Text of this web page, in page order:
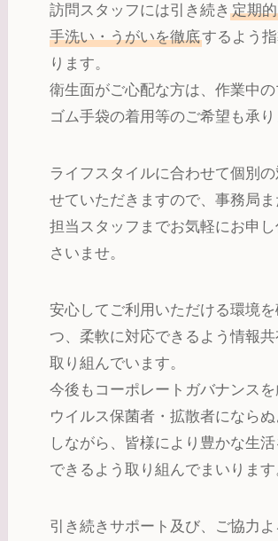
訪問スタッフには引き続き定期
手洗い・うがいを徹底するよう
ります。
衛生面がご心配な方は、作業中の
ゴム手袋の着用等のご希望も承り
ライフスタイルに合わせて個別の
せていただきますので、事務局
担当スタッフまでお気軽にお申
さいませ。
安心してご利用いただける環境
つ、柔軟に対応できるよう情報
取り組んでいます。
今後もコーポレートガバナンスを
ウイルス保菌者・拡散者になら
しながら、皆様により豊かな生
できるよう取り組んでまいります
引き続きサポート及び、ご協力